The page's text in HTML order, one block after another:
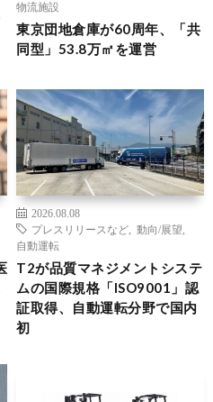
物流施設
東京団地倉庫が60周年、「共
同型」53.8万㎡を運営
2026.08.08
プレスリリースなど
動向/展望
自動運転
T2が品質マネジメントシステ
ムの国際規格「ISO9001」認
証取得、自動運転分野で国内
初